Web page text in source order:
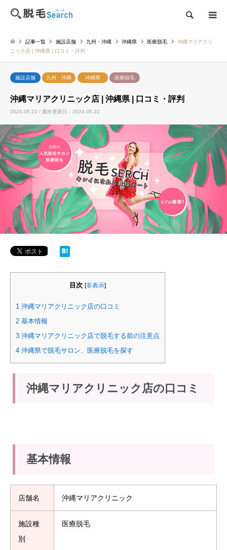
検索
記事一覧 施設店舗 九州・沖縄 沖縄県 医療脱毛
沖縄マリアクリ
ニック店 | 沖縄県 | 口コミ・評判
施設店舗 九州・沖縄 沖縄県 医療脱毛
沖縄マリアクリニック店 | 沖縄県 | 口コミ・評判
2024.05.22 / 最終更新日：2024.05.22
目次 [非表示]
1 沖縄マリアクリニック店の口コミ
2 基本情報
3 沖縄マリアクリニック店で脱毛する前の注意点
4 沖縄県で脱毛サロン、医療脱毛を探す
沖縄マリアクリニック店の口コミ
基本情報
店舗名 沖縄マリアクリニック
施設種
別
医療脱毛